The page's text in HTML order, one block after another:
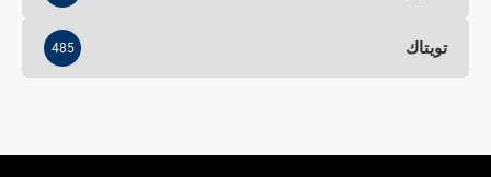
تويتاك 485